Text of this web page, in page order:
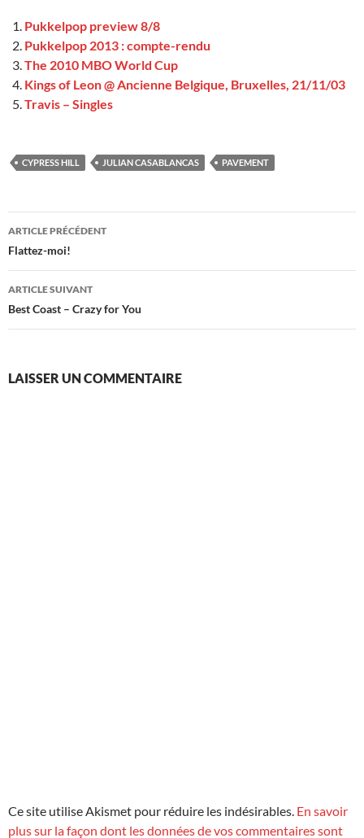
Pukkelpop preview 8/8
Pukkelpop 2013 : compte-rendu
The 2010 MBO World Cup
Kings of Leon @ Ancienne Belgique, Bruxelles, 21/11/03
Travis – Singles
CYPRESS HILL JULIAN CASABLANCAS PAVEMENT
Navigation
des
articles
ARTICLE PRÉCÉDENT
Flattez-moi!
ARTICLE SUIVANT
Best Coast – Crazy for You
LAISSER UN COMMENTAIRE
Ce site utilise Akismet pour réduire les indésirables. En savoir
plus sur la façon dont les données de vos commentaires sont